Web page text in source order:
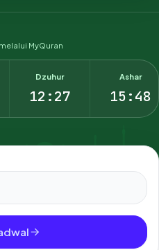
MyQuran
Dzuhur
12:27
Ashar
15:48
kabupaten di Indonesia.